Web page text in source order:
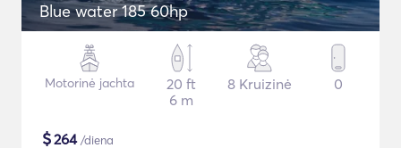
Blue water 185 60hp
Motorinė jachta
20 ft
6 m
8 Kruizinė 0
$264/diena